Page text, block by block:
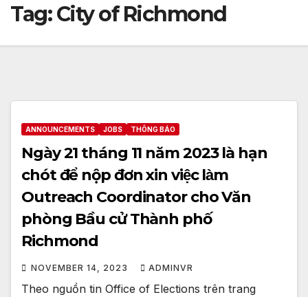
Tag:City of Richmond
ANNOUNCEMENTS JOBS THÔNG BÁO
Ngày 21 tháng 11 năm 2023 là hạn
chót để nộp đơn xin việc làm
Outreach Coordinator cho Văn
phòng Bầu cử Thành phố
Richmond
NOVEMBER 14, 2023 ADMINVR
Theo nguồn tin Office of Elections trên trang